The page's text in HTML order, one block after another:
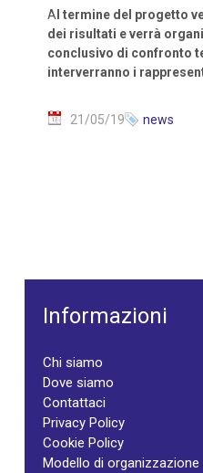
A l termine del progetto
dei risultati e verrà
conclusivo di confronto
interverranno i
21/05/19 news
Informazioni
Chi siamo
Dove siamo
Contattaci
Privacy Policy
Cookie Policy
Modello di